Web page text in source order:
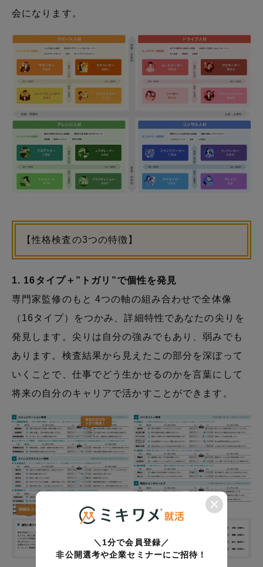
会になります。
【性格検査の3つの特徴】
1. 16タイプ＋”トガリ”で個性を発見
専門家監修のもと 4つの軸の組み合わせで全体像
（16タイプ）をつかみ、詳細特性であなたの尖りを
発見します。尖りは自分の強みでもあり、弱みでも
あります。検査結果から見えたこの部分を深ぼって
いくことで、仕事でどう生かせるのかを言葉にして
将来の自分のキャリアで活かすことができます。
＼1分で会員登録／
非公開選考や企業セミナーにご招待！